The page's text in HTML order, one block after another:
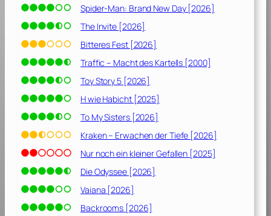
Spider-Man: Brand New Day [2026]
The Invite [2026]
Bitteres Fest [2026]
Traffic – Macht des Kartells [2000]
Toy Story 5 [2026]
H wie Habicht [2025]
To My Sisters [2026]
Kraken – Erwachen der Tiefe [2026]
Nur noch ein kleiner Gefallen [2025]
Die Odyssee [2026]
Vaiana [2026]
Backrooms [2026]